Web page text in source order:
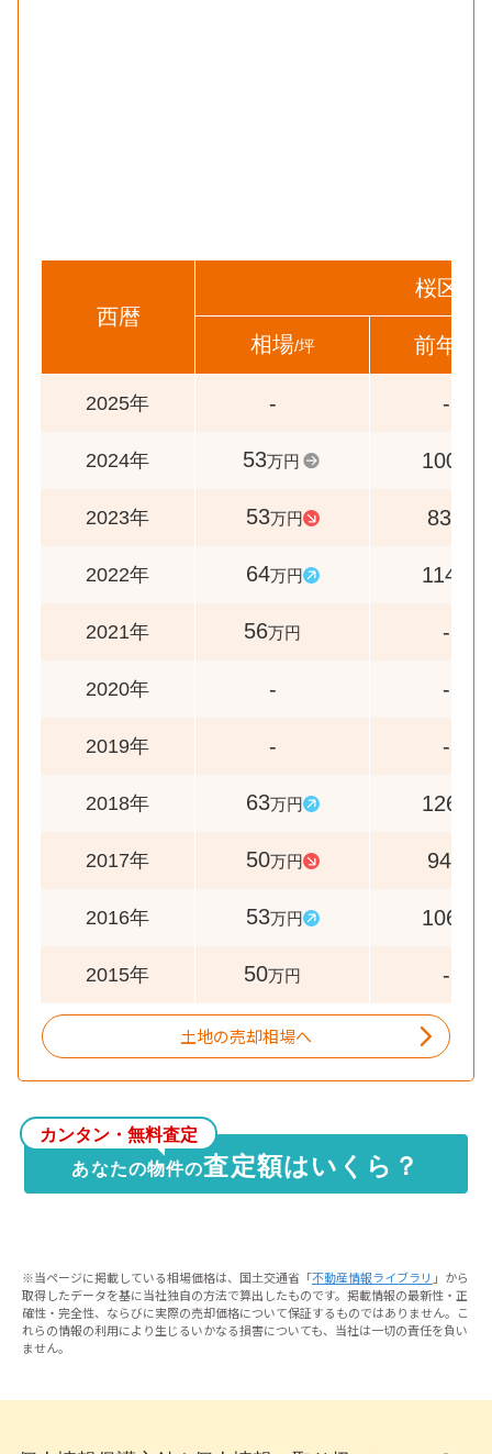
西暦
桜区
相場/坪 前年比
2025年 - -
2024年 53万円 100
2023年 53万円 83
2022年 64万円 114
2021年 56万円 -
2020年 - -
2019年 - -
2018年 63万円 126
2017年 50万円 94
2016年 53万円 106
2015年 50万円 -
土地の売却相場へ
カンタン・無料査定
あなたの物件の査定額はいくら？
※当ページに掲載している相場価格は、国土交通省「不動産情報ライブラリ 」から
取得したデータを基に当社独自の方法で算出したものです。掲載情報の最新性・正
確性・完全性、ならびに実際の売却価格について保証するものではありません。こ
れらの情報の利用により生じるいかなる損害についても、当社は一切の責任を負い
ません。